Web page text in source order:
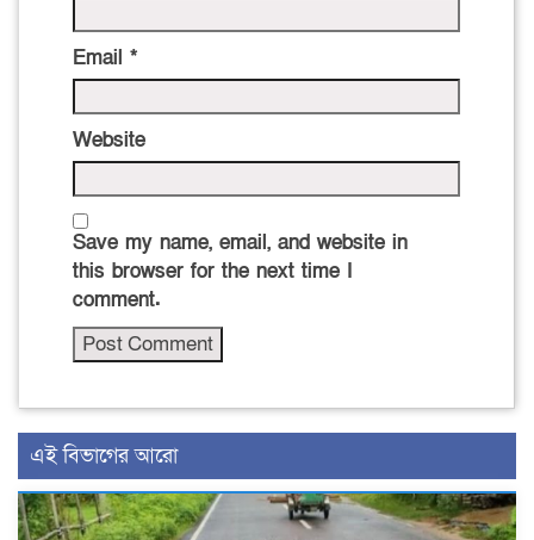
Email *
Website
Save my name, email, and website in
this browser for the next time I
comment.
এই বিভাগের আরো